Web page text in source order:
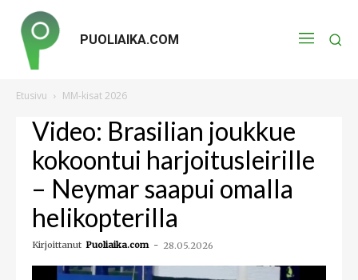
PUOLIAIKA.COM
Etusivu MM-kisat 2026
Video: Brasilian joukkue
kokoontui harjoitusleirille
– Neymar saapui omalla
helikopterilla
Kirjoittanut Puoliaika.com - 28.05.2026